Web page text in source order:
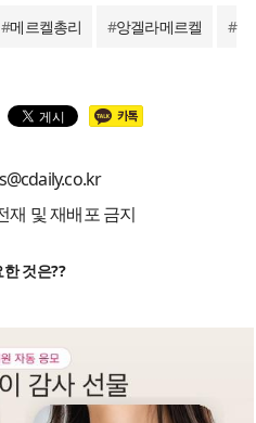
#메르켈총리 #앙겔라메르켈
#
및 재배포 금지
것은??